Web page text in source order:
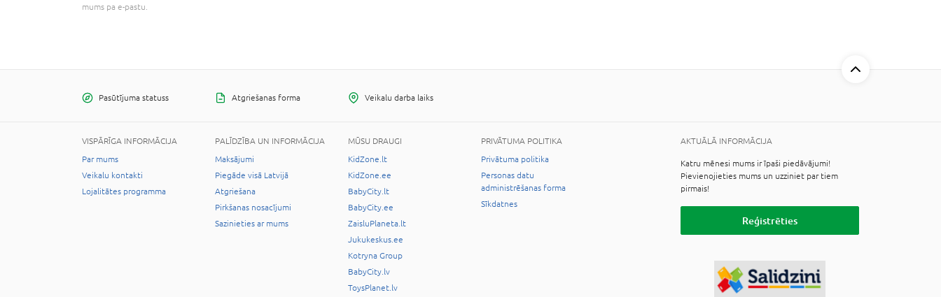
mums pa e-pastu.
Pasūtījuma statuss Atgriešanas forma Veikalu darba laiks
VISPĀRĪGA INFORMĀCIJA
Par mums
Veikalu kontakti
Lojalitātes programma
PALĪDZĪBA UN INFORMĀCIJA
Maksājumi
Piegāde visā Latvijā
Atgriešana
Pirkšanas nosacījumi
Sazinieties ar mums
MŪSU DRAUGI
KidZone.lt
KidZone.ee
BabyCity.lt
BabyCity.ee
ZaisluPlaneta.lt
Jukukeskus.ee
Kotryna Group
BabyCity.lv
ToysPlanet.lv
PRIVĀTUMA POLITIKA
Privātuma politika
Personas datu
administrēšanas forma
Sīkdatnes
AKTUĀLĀ INFORMĀCIJA
Katru mēnesi mums ir īpaši piedāvājumi!
Pievienojieties mums un uzziniet par tiem
pirmais!
Reģistrēties